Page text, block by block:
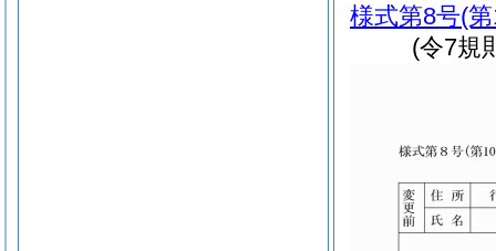
様式第8号(
(令7規